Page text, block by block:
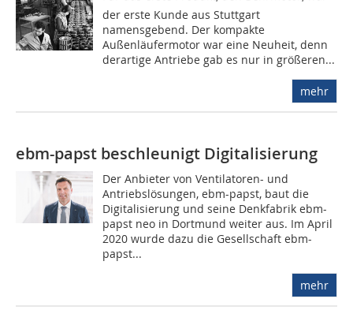
der erste Kunde aus Stuttgart
namensgebend. Der kompakte
Außenläufermotor war eine Neuheit, denn
derartige Antriebe gab es nur in größeren...
mehr
ebm-papst beschleunigt Digitalisierung
Der Anbieter von Ventilatoren- und
Antriebslösungen, ebm-papst, baut die
Digitalisierung und seine Denkfabrik ebm-
papst neo in Dortmund weiter aus. Im April
2020 wurde dazu die Gesellschaft ebm-
papst...
mehr